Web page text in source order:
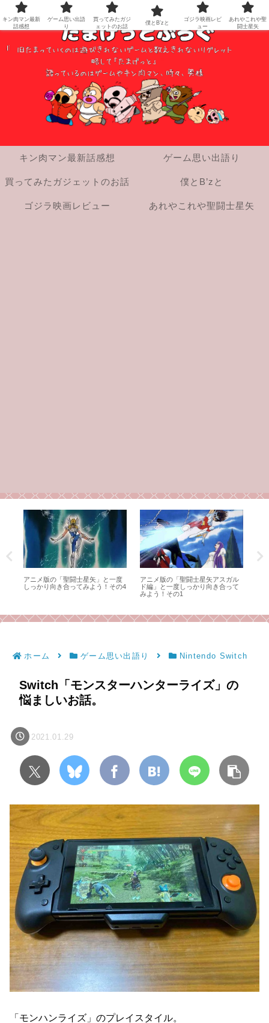
キン肉マン最新話感想 ゲーム思い出語り
買ってみたガジェットのお話 僕とB’zと
ゴジラ映画レビュー あれやこれや聖闘士星矢
アニメ版の「聖闘士星矢」と一度
しっかり向き合ってみよう！その4
アニメ版の「聖闘士星矢アスガル
ド編」と一度しっかり向き合って
みよう！その1
ホーム ゲーム思い出語り Nintendo Switch
Switch「モンスターハンターライズ」の
悩ましいお話。
2021.01.29
「モンハンライズ」のプレイスタイル。
キン肉マン最新
話感想
ゲーム思い出語
り
買ってみたガジ
ェットのお話
僕とB’zと
ゴジラ映画レビ
ュー
あれやこれや聖
闘士星矢